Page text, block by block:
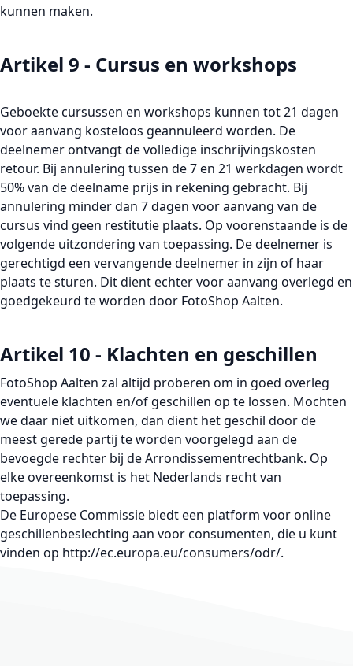
kunnen maken.
Artikel 9 - Cursus en workshops
Geboekte cursussen en workshops kunnen tot 21 dagen
voor aanvang kosteloos geannuleerd worden. De
deelnemer ontvangt de volledige inschrijvingskosten
retour. Bij annulering tussen de 7 en 21 werkdagen wordt
50% van de deelname prijs in rekening gebracht. Bij
annulering minder dan 7 dagen voor aanvang van de
cursus vind geen restitutie plaats. Op voorenstaande is de
volgende uitzondering van toepassing. De deelnemer is
gerechtigd een vervangende deelnemer in zijn of haar
plaats te sturen. Dit dient echter voor aanvang overlegd en
goedgekeurd te worden door FotoShop Aalten.
Artikel 10 - Klachten en geschillen
FotoShop Aalten zal altijd proberen om in goed overleg
eventuele klachten en/of geschillen op te lossen. Mochten
we daar niet uitkomen, dan dient het geschil door de
meest gerede partij te worden voorgelegd aan de
bevoegde rechter bij de Arrondissementrechtbank. Op
elke overeenkomst is het Nederlands recht van
toepassing.
De Europese Commissie biedt een platform voor online
geschillenbeslechting aan voor consumenten, die u kunt
vinden op http://ec.europa.eu/consumers/odr/.